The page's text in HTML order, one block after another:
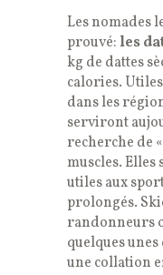
Les nomades
prouvé: les
kg de dattes
calories.
dans les
serviront
recherche de
muscles.
utiles aux
prolongés.
randonneurs
quelques
une collation